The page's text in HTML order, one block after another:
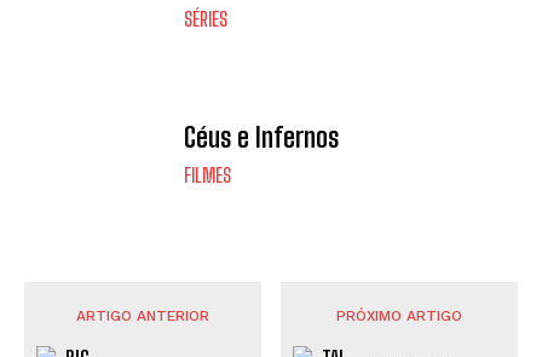
SÉRIES
Céus e Infernos
FILMES
ARTIGO ANTERIOR PRÓXIMO ARTIGO